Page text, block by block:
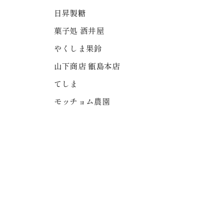
日昇製糖
菓子処 酒井屋
やくしま果鈴
山下商店 甑島本店
てしま
モッチョム農園